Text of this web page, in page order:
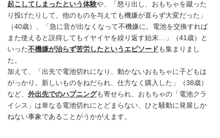
起こしてしまったという体験や、「怒り出し、おもちゃを蹴った
り投げたりして、他のものを与えても機嫌が直らず大変だった」
（40歳）、「急に音が出なくなって不機嫌に。電池を交換すれば
また使えると説得してもイヤイヤを繰り返す始末…」（41歳）と
いった不機嫌が治らず苦労したというエピソード も集まりまし
た。
加えて、「出先で電池切れになり、動かないおもちゃに子どもは
がっかり。新しいものをねだられ、仕方なく購入した」（38歳）
など、 外出先でのハプニングも寄せられ、おもちゃの「電池クラ
イシス」は単なる電池切れにとどまらない、ひと騒動に発展しか
ねない事象であることがうかがえます。